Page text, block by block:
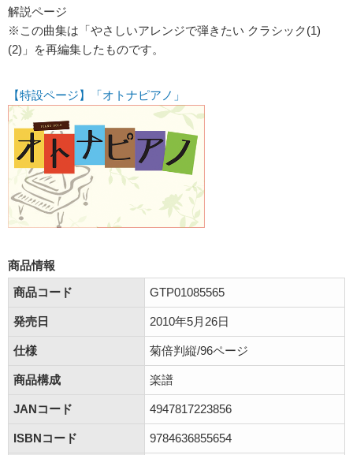
解説ページ
※この曲集は「やさしいアレンジで弾きたい クラシック(1)
(2)」を再編集したものです。
【特設ページ】「オトナピアノ」
商品情報
商品コード
GTP01085565
発売日 2010年5月26日
仕様 菊倍判縦/96ページ
商品構成 楽譜
JANコード 4947817223856
ISBNコード 9784636855654